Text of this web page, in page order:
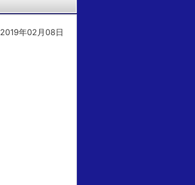
2019年02月08日